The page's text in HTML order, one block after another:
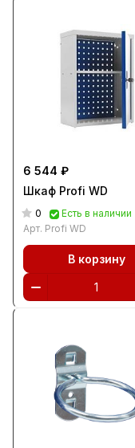
6 544 ₽
Шкаф Profi WD
0
Есть в наличии
Арт. Profi WD
В корзину